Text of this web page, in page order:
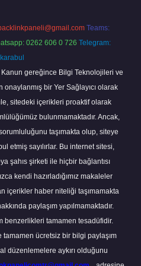
Teams:
0262 606 0 726 Telegram:
Kanun gereğince Bilgi Teknolojileri ve
onaylanmış bir Yer Sağlayıcı olarak
sitedeki içerikleri proaktif olarak
bulunmamaktadır. Ancak,
taşımakta olup, siteye
etmiş sayılırlar. Bu internet sitesi,
şahıs şirketi ile hiçbir bağlantısı
kendi hazırladığımız makaleler
içerikler haber niteliği taşımamakta
paylaşım yapılmamaktadır.
benzerlikleri tamamen tesadüfidir.
tamamen ücretsiz bir bilgi paylaşım
düzenlemelere aykırı olduğunu